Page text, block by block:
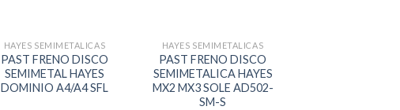
HAYES SEMIMETALICAS
PAST FRENO DISCO
SEMIMETAL HAYES
DOMINIO A4/A4 SFL
HAYES SEMIMETALICAS
PAST FRENO DISCO
SEMIMETALICA HAYES
MX2 MX3 SOLE AD502-
SM-S